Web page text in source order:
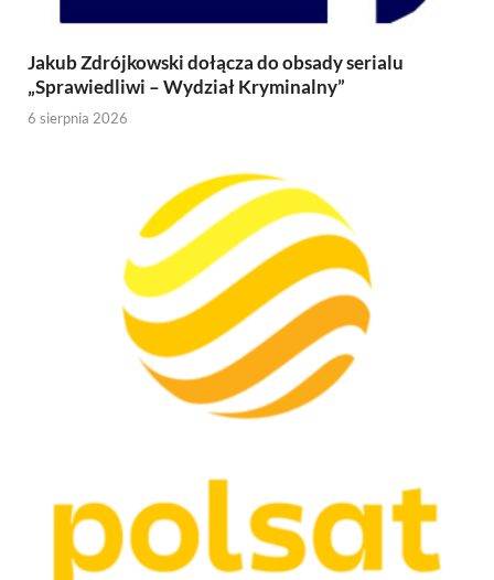
Jakub Zdrójkowski dołącza do obsady serialu
„Sprawiedliwi – Wydział Kryminalny”
6 sierpnia 2026